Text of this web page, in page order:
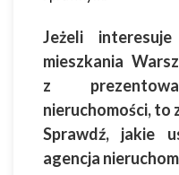
Jeżeli
mieszkania
z
nieruchomości, to
Sprawdź, jakie
agencja